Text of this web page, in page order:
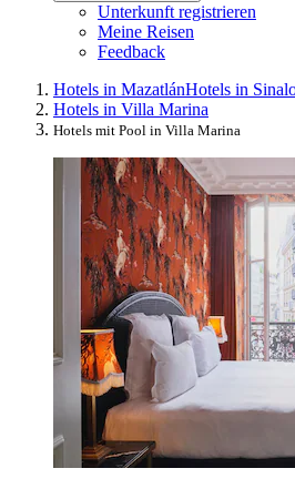
Unterkunft registrieren
Meine Reisen
Feedback
Hotels in MazatlánHotels in
Hotels in Villa Marina
Hotels mit Pool in Villa Marina